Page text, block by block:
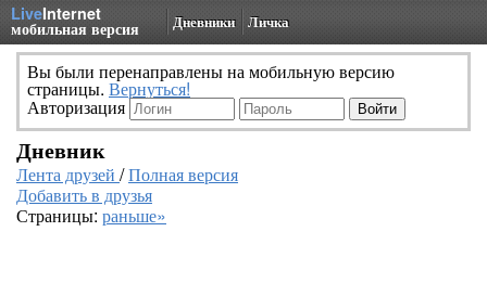
LiveInternet
мобильная версия Дневники Личка
Вы были перенаправлены на мобильную версию
страницы. Вернуться!
Авторизация
Дневник
Лента друзей /Полная версия
Добавить в друзья
Страницы: раньше»